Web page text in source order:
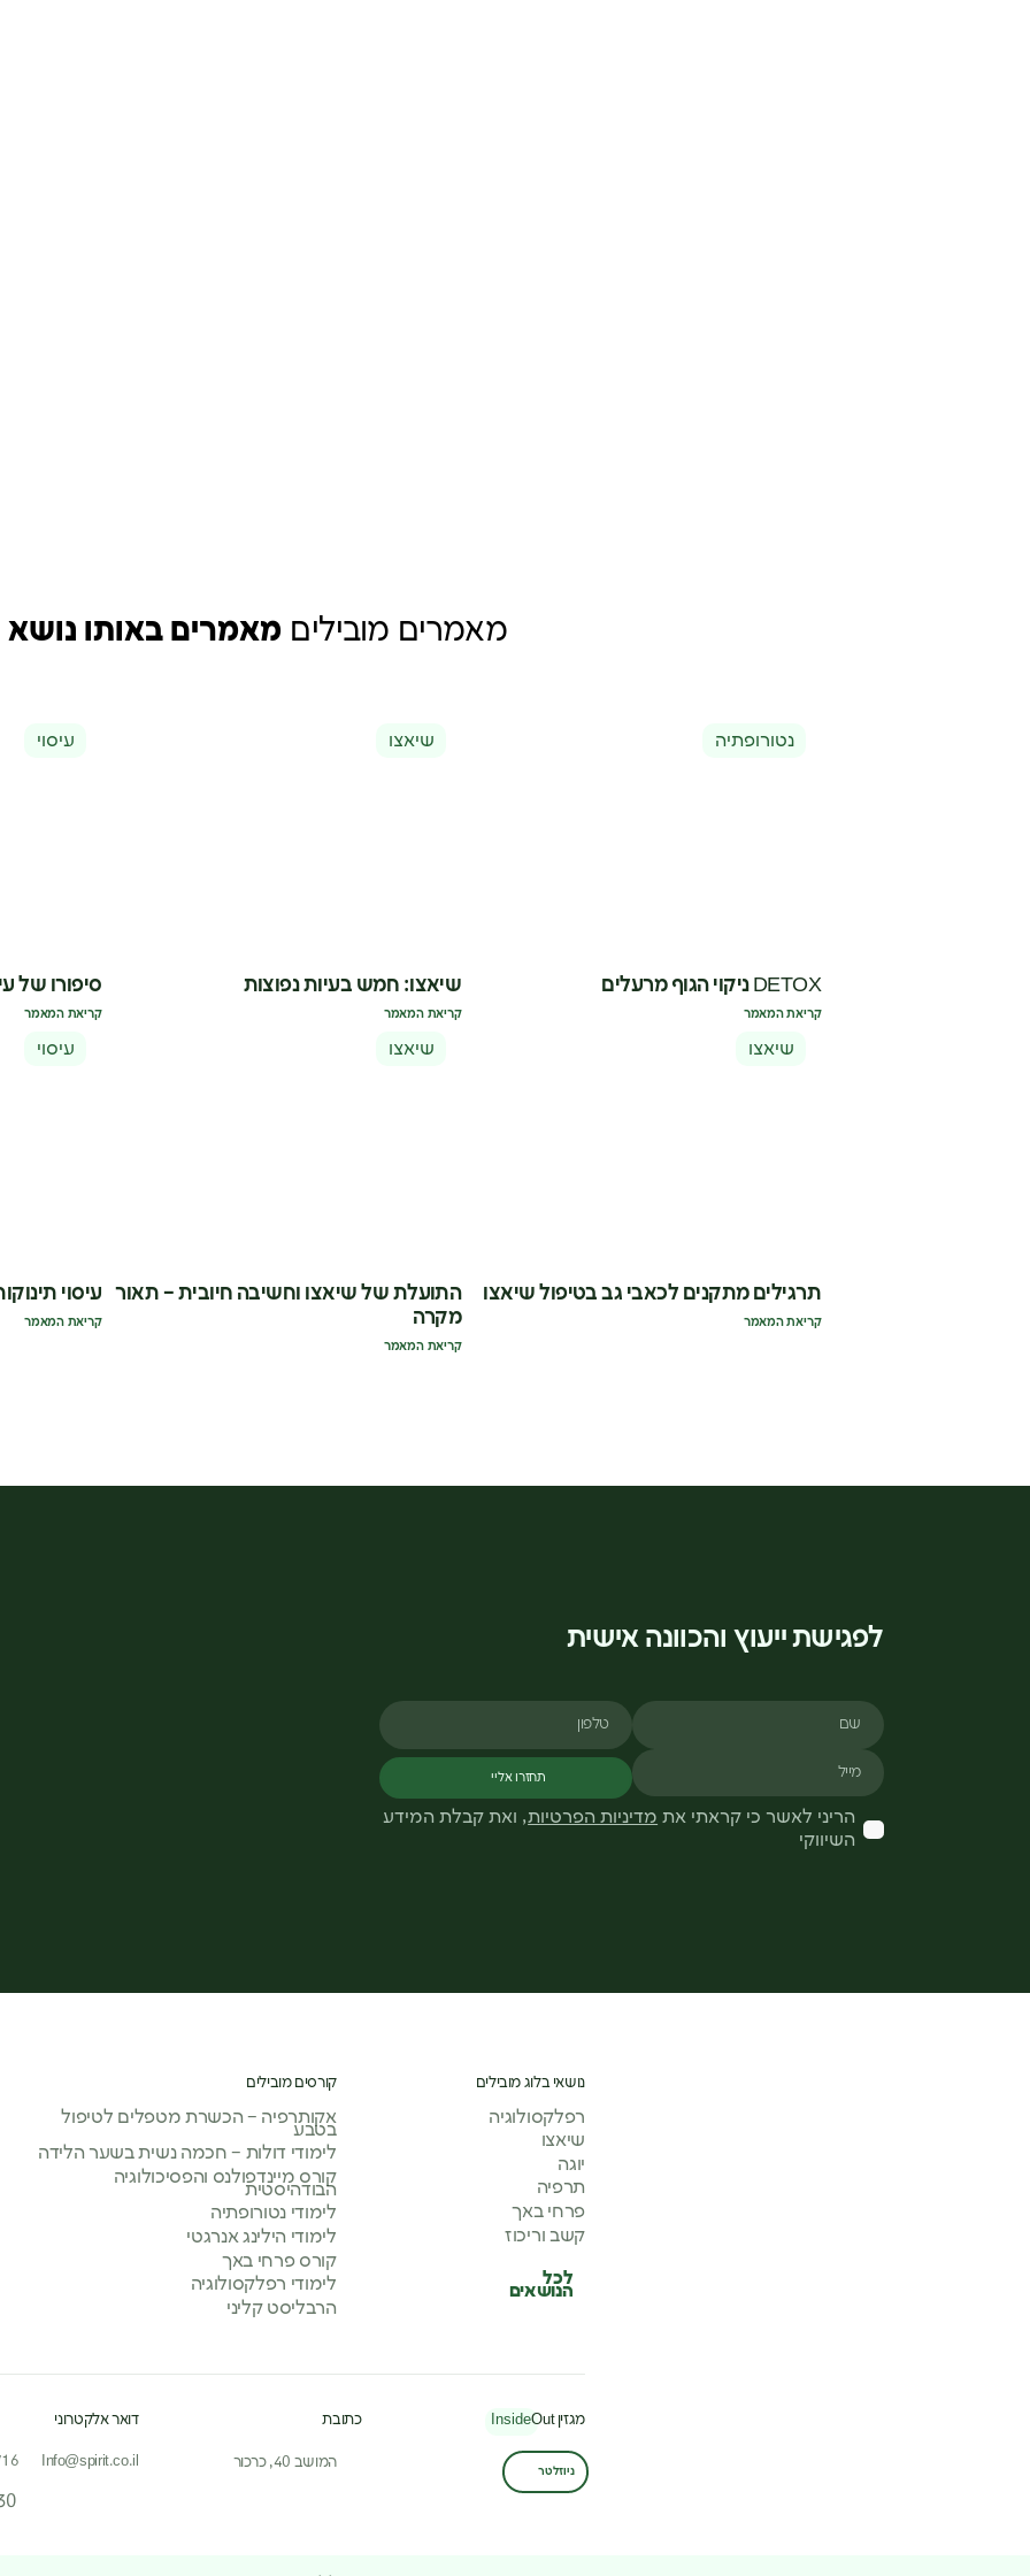
מאמרים מובילים מאמרים באותו נושא
נטורופתיה
DETOX ניקוי הגוף מרעלים
קריאת המאמר
שיאצו
שיאצו: חמש בעיות נפוצות
קריאת המאמר
עיסוי
סיפורו של
קריאת המאמר
שיאצו
תרגילים מתקנים לכאבי גב בטיפול שיאצו
קריאת המאמר
שיאצו
התועלת של שיאצו וחשיבה חיובית – תאור
מקרה
קריאת המאמר
עיסוי
עיסוי
קריאת המאמר
לפגישת ייעוץ והכוונה אישית
שם טלפון
מייל
תחזרו אליי
הריני לאשר כי קראתי את מדיניות הפרטיות, ואת קבלת המידע
השיווקי
נושאי בלוג מובילים
רפלקסולוגיה
שיאצו
יוגה
תרפיה
פרחי באך
קשב וריכוז
לכל
הנושאים
קורסים מובילים
אקותרפיה – הכשרת מטפלים לטיפול
בטבע
לימודי דולות – חכמה נשית בשער הלידה
קורס מיינדפולנס והפסיכולוגיה
הבודהיסטית
לימודי נטורופתיה
לימודי הילינג אנרגטי
קורס פרחי באך
לימודי רפלקסולוגיה
הרבליסט קליני
מגזין InsideOut
ניוזלטר
כתובת
המושב 40, כרכור
דואר אלקטרוני
Info@spirit.co.il